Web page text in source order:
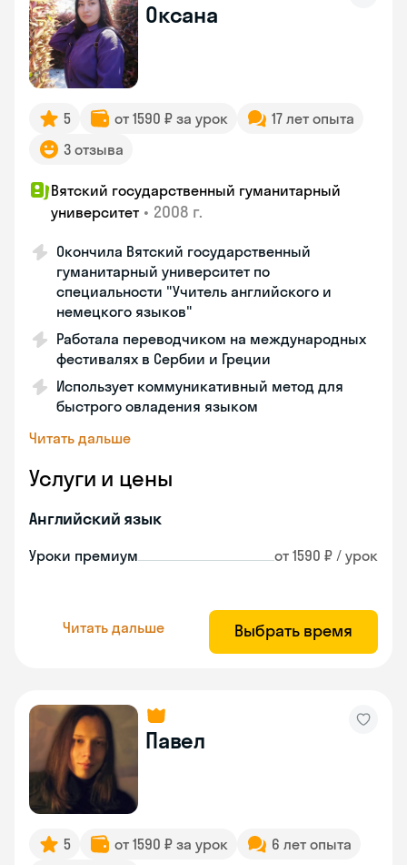
Оксана
5 от 1590 ₽ за урок
17 лет опыта
3 отзыва
Вятский государственный гуманитарный
университет • 2008 г.
Окончила Вятский государственный
гуманитарный университет по
специальности "Учитель английского и
немецкого языков"
Работала переводчиком на международных
фестивалях в Сербии и Греции
Использует коммуникативный метод для
быстрого овладения языком
Читать дальше
Услуги и цены
Английский язык
Уроки премиум от 1590 ₽ / урок
Читать дальше Выбрать время
Павел
5 от 1590 ₽ за урок
6 лет опыта